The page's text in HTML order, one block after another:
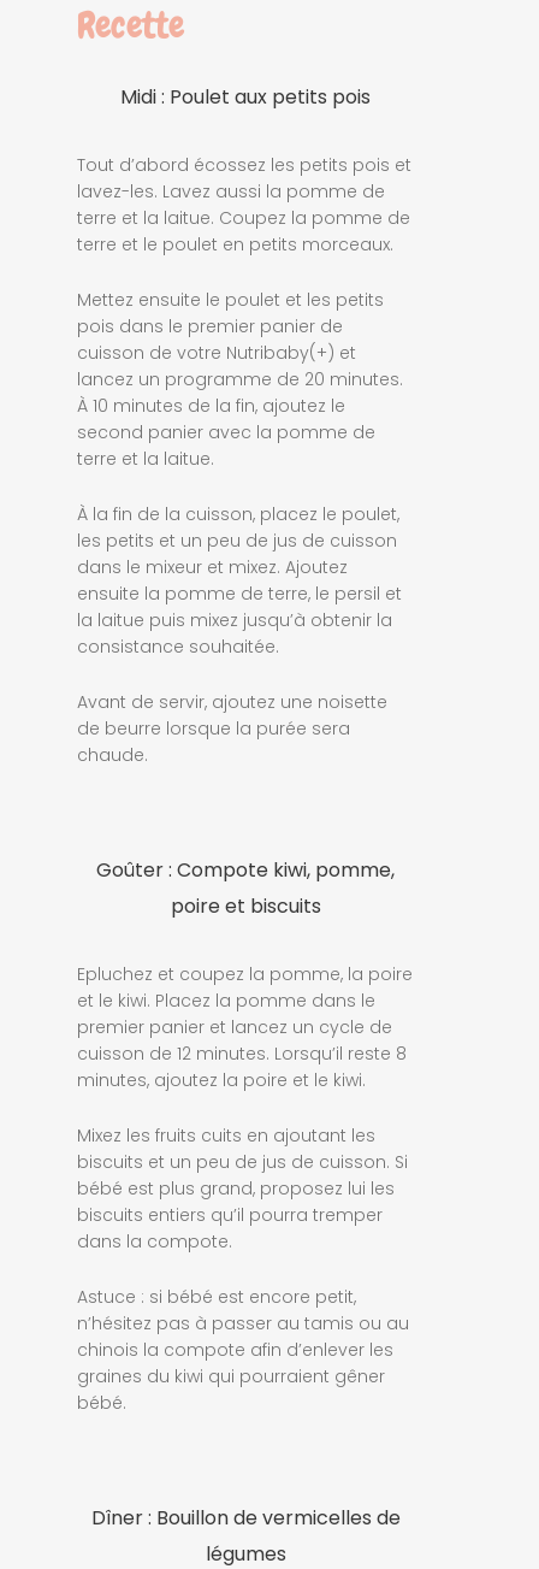
Recette
Midi : Poulet aux petits pois
Tout d’abord écossez les petits pois et
lavez-les. Lavez aussi la pomme de
terre et la laitue. Coupez la pomme de
terre et le poulet en petits morceaux.
Mettez ensuite le poulet et les petits
pois dans le premier panier de
cuisson de votre Nutribaby(+) et
lancez un programme de 20 minutes.
À 10 minutes de la fin, ajoutez le
second panier avec la pomme de
terre et la laitue.
À la fin de la cuisson, placez le poulet,
les petits et un peu de jus de cuisson
dans le mixeur et mixez. Ajoutez
ensuite la pomme de terre, le persil et
la laitue puis mixez jusqu’à obtenir la
consistance souhaitée.
Avant de servir, ajoutez une noisette
de beurre lorsque la purée sera
chaude.
Goûter : Compote kiwi, pomme,
poire et biscuits
Epluchez et coupez la pomme, la poire
et le kiwi. Placez la pomme dans le
premier panier et lancez un cycle de
cuisson de 12 minutes. Lorsqu’il reste 8
minutes, ajoutez la poire et le kiwi.
Mixez les fruits cuits en ajoutant les
biscuits et un peu de jus de cuisson. Si
bébé est plus grand, proposez lui les
biscuits entiers qu’il pourra tremper
dans la compote.
Astuce : si bébé est encore petit,
n’hésitez pas à passer au tamis ou au
chinois la compote afin d’enlever les
graines du kiwi qui pourraient gêner
bébé.
Dîner : Bouillon de vermicelles de
légumes